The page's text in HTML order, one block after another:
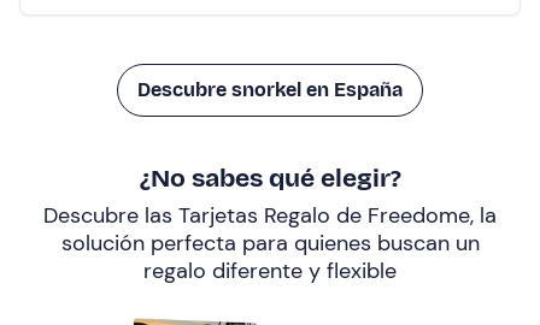
Descubre snorkel en España
¿No sabes qué elegir?
Descubre las Tarjetas Regalo de Freedome, la
solución perfecta para quienes buscan un
regalo diferente y flexible